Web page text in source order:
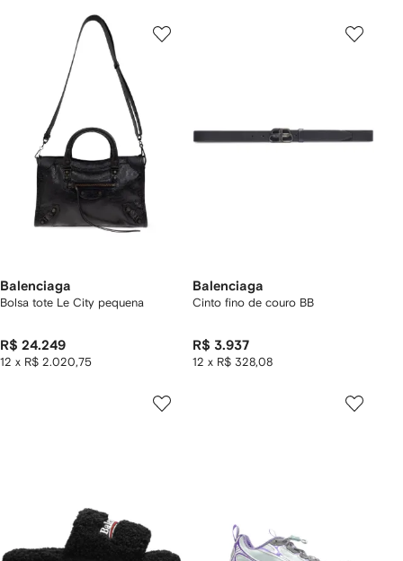
Balenciaga
Bolsa tote Le City pequena
R$ 24.249
12 x R$ 2.020,75
Balenciaga
Cinto fino de couro BB
R$ 3.937
12 x R$ 328,08